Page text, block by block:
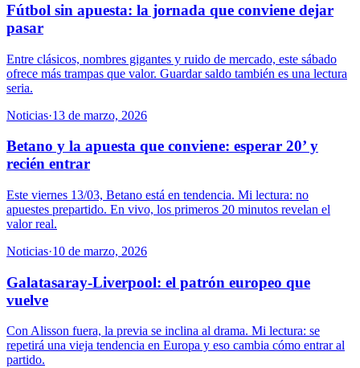
Fútbol sin apuesta: la jornada que conviene dejar
pasar
Entre clásicos, nombres gigantes y ruido de mercado, este sábado
ofrece más trampas que valor. Guardar saldo también es una lectura
seria.
Noticias·13 de marzo, 2026
Betano y la apuesta que conviene: esperar 20’ y
recién entrar
Este viernes 13/03, Betano está en tendencia. Mi lectura: no
apuestes prepartido. En vivo, los primeros 20 minutos revelan el
valor real.
Noticias·10 de marzo, 2026
Galatasaray-Liverpool: el patrón europeo que
vuelve
Con Alisson fuera, la previa se inclina al drama. Mi lectura: se
repetirá una vieja tendencia en Europa y eso cambia cómo entrar al
partido.